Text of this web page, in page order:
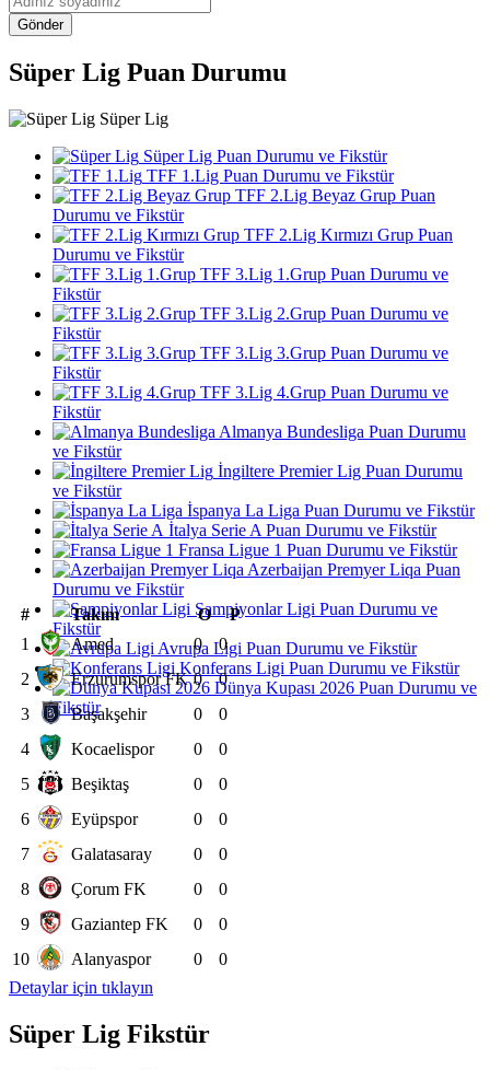
Gönder
Süper Lig Puan Durumu
Süper Lig
Süper Lig Puan Durumu ve Fikstür
TFF 1.Lig Puan Durumu ve Fikstür
TFF 2.Lig Beyaz Grup Puan
Durumu ve Fikstür
TFF 2.Lig Kırmızı Grup Puan
Durumu ve Fikstür
TFF 3.Lig 1.Grup Puan Durumu ve
Fikstür
TFF 3.Lig 2.Grup Puan Durumu ve
Fikstür
TFF 3.Lig 3.Grup Puan Durumu ve
Fikstür
TFF 3.Lig 4.Grup Puan Durumu ve
Fikstür
Almanya Bundesliga Puan Durumu
ve Fikstür
İngiltere Premier Lig Puan Durumu
ve Fikstür
İspanya La Liga Puan Durumu ve Fikstür
İtalya Serie A Puan Durumu ve Fikstür
Fransa Ligue 1 Puan Durumu ve Fikstür
Azerbaijan Premyer Liqa Puan
Durumu ve Fikstür
Şampiyonlar Ligi Puan Durumu ve
Fikstür
Avrupa Ligi Puan Durumu ve Fikstür
Konferans Ligi Puan Durumu ve Fikstür
Dünya Kupası 2026 Puan Durumu ve
Fikstür
# Takım O
P
1
Amed 0
0
2
Erzurumspor FK 0
0
3
Başakşehir 0
0
4
Kocaelispor 0
0
5
Beşiktaş 0
0
6
Eyüpspor 0
0
7
Galatasaray 0
0
8
Çorum FK 0
0
9
Gaziantep FK 0
0
10
Alanyaspor 0
0
Detaylar için tıklayın
Süper Lig Fikstür